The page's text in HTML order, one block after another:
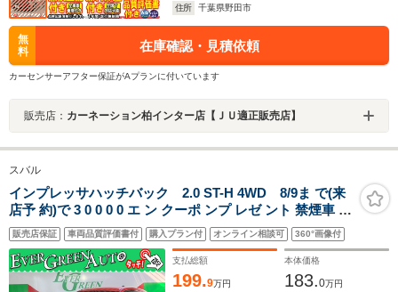
住所 千葉県野田市
無
料
在庫確認・見積依頼
カーセンサーアフター保証がAプランに付いています
販売店： カーネーション柏インター店【ＪＵ適正販売店】
スバル
インプレッサハッチバック 2.0 ST-H 4WD 8/9ま で(来
店予 約)で 3 0 0 0 0 エ ン クーポ ンプ レゼ ント 禁煙車 新
世代アイサイト 全周囲モニター 純正メモリナビ シートヒ
ーター ETC2.0 Bluetooth パワーシート 電動パーキング
アルミペダル LEDライト
販売店保証 車両品質評価書付 購入プラン付 オンライン相談可 360°画像付
支払総額
199.9万円
本体価格
183.0万円